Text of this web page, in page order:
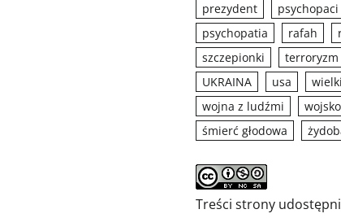
prezydent
psychopaci
psychopatia
rafah
szczepionki
terroryzm
UKRAINA
usa
wojna z ludźmi
wojsko
śmierć głodowa
Treści strony